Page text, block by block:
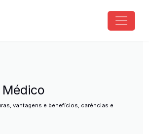
principal
Comercial
vantagens e benefícios, carências e